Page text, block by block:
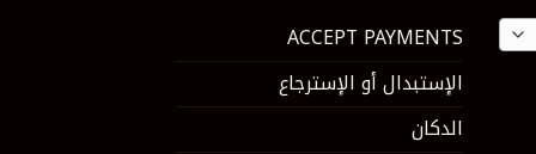
ACCEPT PAYMENTS
الإستبدال أو الإسترجاع
الدكان